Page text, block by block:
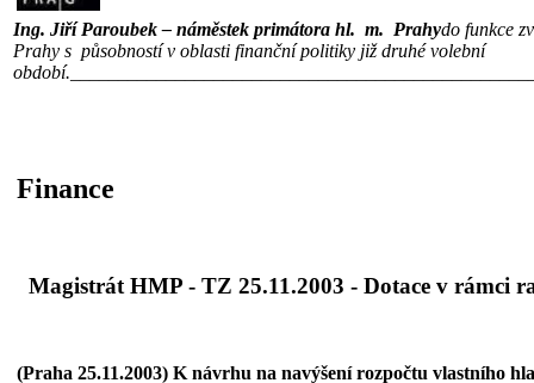
Ing. Jiří Paroubek – náměstek primátora hl. m. Prahydo funkce
Prahy s působností v oblasti finanční politiky již druhé volební
období.
Finance
Magistrát HMP - TZ 25.11.2003 - Dotace v rámci
(Praha 25.11.2003) K návrhu na navýšení rozpočtu vlastního